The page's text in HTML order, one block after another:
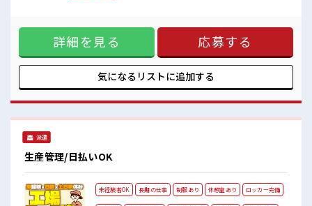
持ち物が多いあなたにもぴったり☆
ロッカー付き職場♪
通費も当社が負担(規定有)！ 遠方の方もご安心して応募くだ
さい！ ≪女性も活躍できる職場≫ もちろん男性の応募も歓迎
です！ ≪残業多めでがっつり稼ぐ≫ 高収入を希望される方に
オススメ。 残業は月20時間以上あります♪ ≪週休2日制≫ 週
末は家族や友人と一緒にプライベート満喫！ ■職場の雰囲気
女性が多めの職場です♪ 明るすぎたり奇抜過ぎなければヘア
物が多いあなたにもぴったり☆ ロッカー付き職場♪
詳細を見る 応募する
気になるリストに追加する
派遣
生産管理/日払いOK
未経験者OK 長期の仕事 制服あり 休憩室あり ロッカー完備